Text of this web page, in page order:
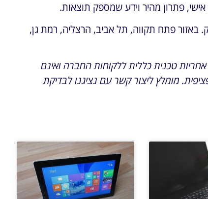
פתרון מהיר וידע שמספק תוצאות.
באזור פתח תקווה, תל אביב, הרצליה, רמת גן,
טכנית כללית ללקוחות החברה ואינם
מומלץ ליצור קשר עם נציגנו לבדיקת